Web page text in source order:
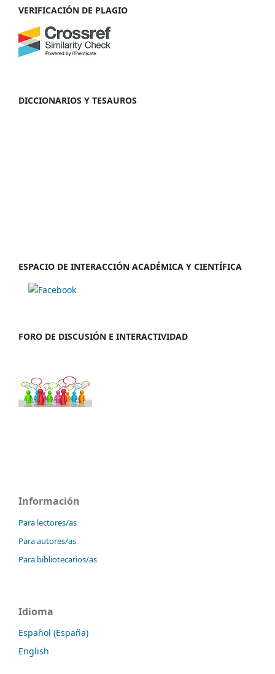
VERIFICACIÓN DE PLAGIO
DICCIONARIOS Y TESAUROS
ESPACIO DE INTERACCIÓN ACADÉMICA Y CIENTÍFICA
FORO DE DISCUSIÓN E INTERACTIVIDAD
Información
Para lectores/as
Para autores/as
Para bibliotecarios/as
Idioma
Español (España)
English